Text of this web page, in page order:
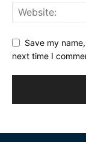
Save my
next time I